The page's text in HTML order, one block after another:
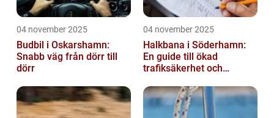
04 november 2025
Budbil i Oskarshamn:
Snabb väg från dörr till
dörr
04 november 2025
Halkbana i Söderhamn:
En guide till ökad
trafiksäkerhet och